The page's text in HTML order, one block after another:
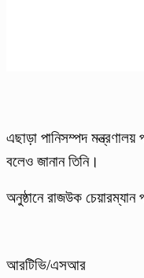
এছাড়া পানিসম্পদ
বলেও জানান তিনি।
অনুষ্ঠানে রাজউক
আরটিভি/এসআর